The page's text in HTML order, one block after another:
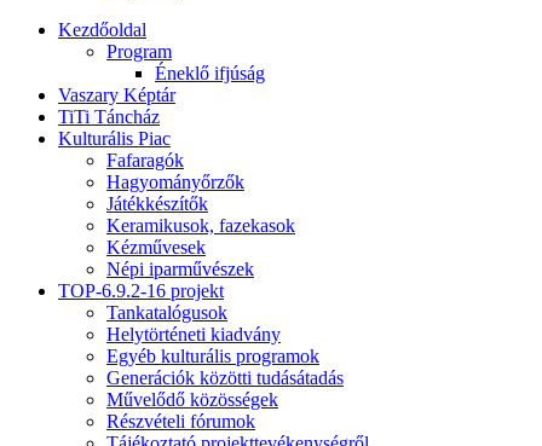
Kezdőoldal
Program
Éneklő ifjúság
Vaszary Képtár
TiTi Táncház
Kulturális Piac
Fafaragók
Hagyományőrzők
Játékkészítők
Keramikusok, fazekasok
Kézművesek
Népi iparművészek
TOP-6.9.2-16 projekt
Tankatalógusok
Helytörténeti kiadvány
Egyéb kulturális programok
Generációk közötti tudásátadás
Művelődő közösségek
Részvételi fórumok